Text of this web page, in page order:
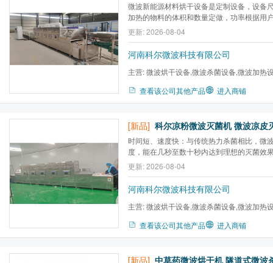
微波新能源材料烘干设备是定制设备，设备
加热的物料的体积和数量定做，功率根据用
做，范围在15千瓦至200千瓦。设有温度监
制，照明，功率调节等功能，PLC自动控制
有相关的应用需求，可把要求给我，我们会
更新: 2026-08-04
河南科尔微波科技有限公司
主营:微波烘干设备,微波杀菌设备,微波加热
查看该公司其他产品 进入商铺
[新品]
时间短、速度快：与传统热力杀菌相比，微
度，能在几秒至数十秒内达到理想的灭菌效
间。
更新: 2026-08-04
河南科尔微波科技有限公司
主营:微波烘干设备,微波杀菌设备,微波加热
查看该公司其他产品 进入商铺
[新品]